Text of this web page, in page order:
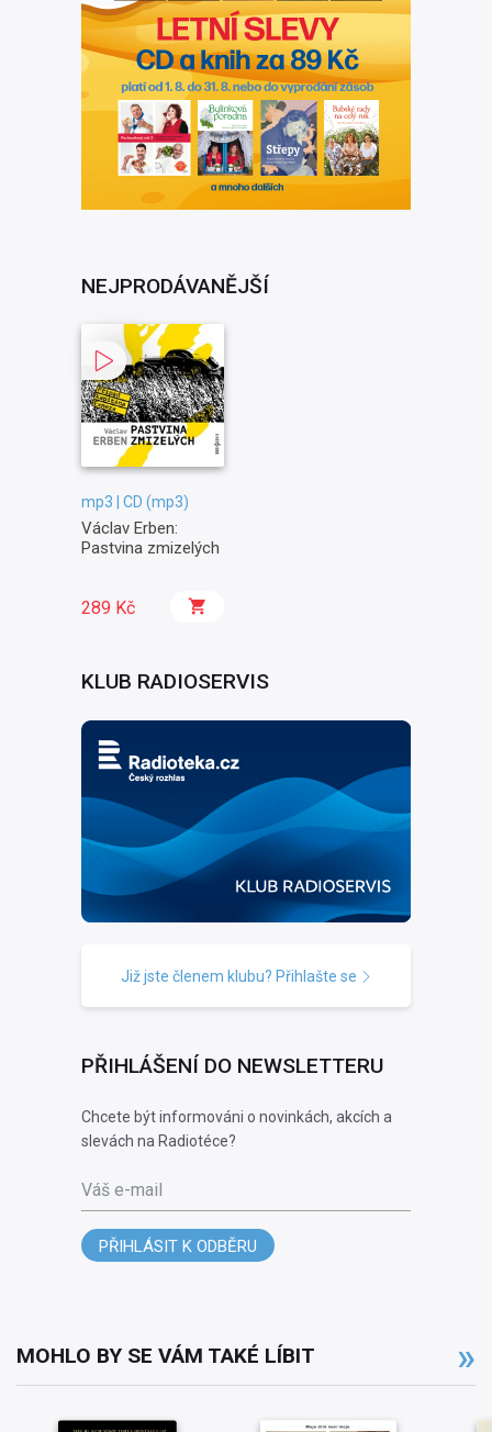
NEJPRODÁVANĚJŠÍ
mp3 | CD (mp3)
Václav Erben:
Pastvina zmizelých
289 Kč
KLUB RADIOSERVIS
Již jste členem klubu? Přihlašte se
PŘIHLÁŠENÍ DO NEWSLETTERU
Chcete být informováni o novinkách, akcích a
slevách na Radiotéce?
Váš e-mail
PŘIHLÁSIT K ODBĚRU
MOHLO BY SE VÁM TAKÉ LÍBIT